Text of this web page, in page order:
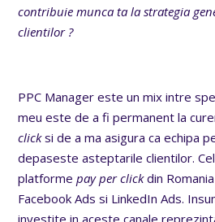
contribuie munca ta la strategia
clientilor ?
PPC Manager este un mix intre
meu este de a fi permanent la
clicksi de a ma asigura ca echipa
depaseste asteptarile clientilor.
platformepay per clickdin
Facebook Ads si LinkedIn Ads.
investite in aceste canale